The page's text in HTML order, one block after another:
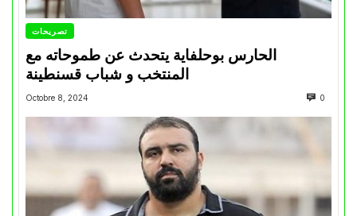
تصريحات
الحارس بوحلفاية يتحدث عن طموحاته مع
المنتخب و شباب قسنطينة
Octobre 8, 2024 0